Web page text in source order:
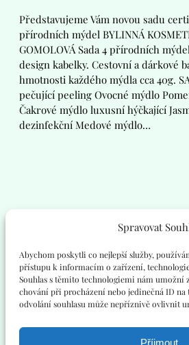
Spravovat
Abychom poskytli co nejlepší služby,
přístupu k informacím o zařízení,
Souhlas s těmito technologiemi nám umožní
chování při procházení nebo jedinečná ID na
odvolání souhlasu může nepříznivě ovlivnit
Příjmout
Představujeme Vám novou sadu
přírodních mýdel BYLINNÁ
GOMOLOVÁ Sada 4 přírodních
design kabelky. Cestovní a dárkové
hmotnosti každého mýdla cca 40g.
pečující peeling Ovocné mýdlo
Čakrové mýdlo luxusní hýčkající
dezinfekční Medové mýdlo…
MEDITAČNÍ
Facebook InstagramYouTube